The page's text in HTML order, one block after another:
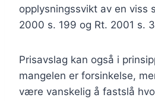
opplysningssvikt av en viss
2000 s. 199 og Rt. 2001 s.
Prisavslag kan også i
mangelen er forsinkelse,
være vanskelig å fastslå